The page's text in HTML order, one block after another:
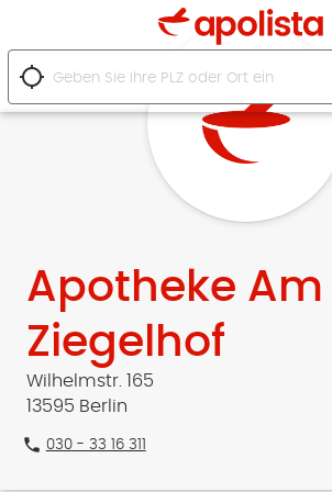
location_searching
Apotheke Am
Ziegelhof
Wilhelmstr. 165
13595 Berlin
phone 030 - 33 16 311